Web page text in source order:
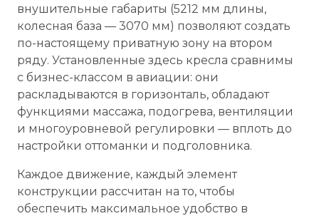
внушительные габариты (5212 мм длины,
колесная база — 3070 мм) позволяют создать
по-настоящему приватную зону на втором
ряду. Установленные здесь кресла сравнимы
с бизнес-классом в авиации: они
раскладываются в горизонталь, обладают
функциями массажа, подогрева, вентиляции
и многоуровневой регулировки — вплоть до
настройки оттоманки и подголовника.
Каждое движение, каждый элемент
конструкции рассчитан на то, чтобы
обеспечить максимальное удобство в